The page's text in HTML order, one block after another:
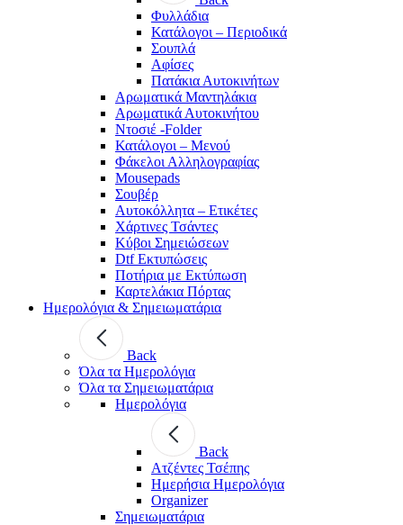
Φυλλάδια
Κατάλογοι – Περιοδικά
Σουπλά
Αφίσες
Πατάκια Αυτοκινήτων
Αρωματικά Μαντηλάκια
Αρωματικά Αυτοκινήτου
Ντοσιέ -Folder
Κατάλογοι – Μενού
Φάκελοι Αλληλογραφίας
Mousepads
Σουβέρ
Αυτοκόλλητα – Ετικέτες
Χάρτινες Τσάντες
Κύβοι Σημειώσεων
Dtf Εκτυπώσεις
Ποτήρια με Εκτύπωση
Καρτελάκια Πόρτας
Ημερολόγια & Σημειωματάρια
Back
Όλα τα Ημερολόγια
Όλα τα Σημειωματάρια
Ημερολόγια
Back
Ατζέντες Τσέπης
Ημερήσια Ημερολόγια
Organizer
Σημειωματάρια